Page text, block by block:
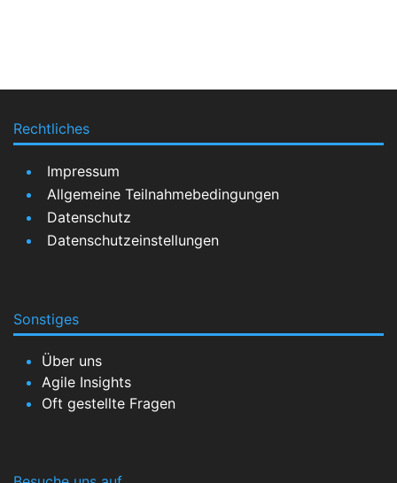
Rechtliches
Impressum
Allgemeine Teilnahmebedingungen
Datenschutz
Datenschutzeinstellungen
Sonstiges
Über uns
Agile Insights
Oft gestellte Fragen